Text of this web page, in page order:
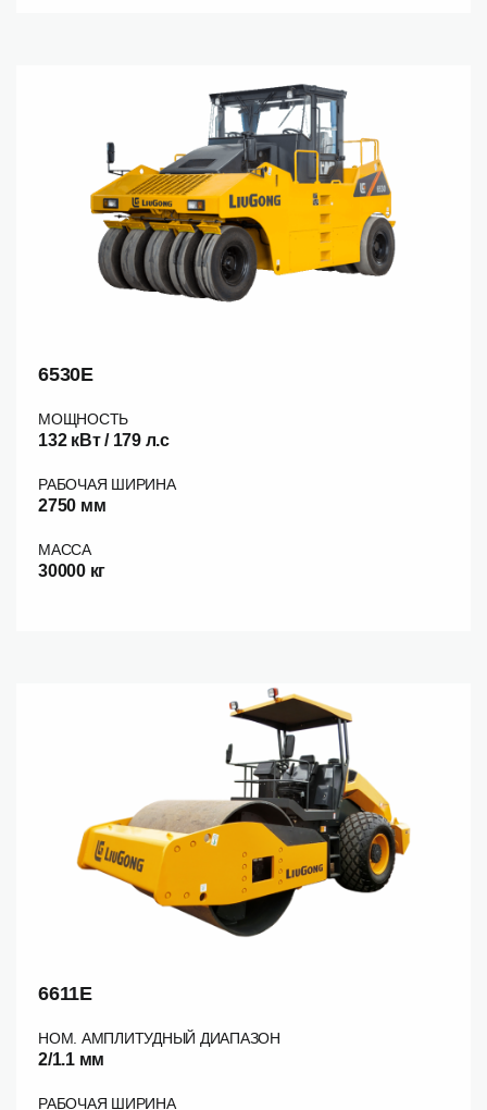
6530E
МОЩНОСТЬ
132 кВт / 179 л.c
РАБОЧАЯ ШИРИНА
2750 мм
МАССА
30000 кг
6611E
НОМ. АМПЛИТУДНЫЙ ДИАПАЗОН
2/1.1 мм
РАБОЧАЯ ШИРИНА